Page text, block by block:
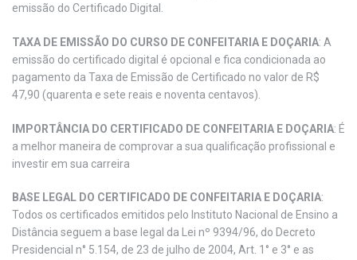
emissão do Certificado Digital.
TAXA DE EMISSÃO DO CURSO DE CONFEITARIA E DOÇARIA: A
emissão do certificado digital é opcional e fica condicionada ao
pagamento da Taxa de Emissão de Certificado no valor de R$
47,90 (quarenta e sete reais e noventa centavos).
IMPORTÂNCIA DO CERTIFICADO DE CONFEITARIA E DOÇARIA: É
a melhor maneira de comprovar a sua qualificação profissional e
investir em sua carreira
BASE LEGAL DO CERTIFICADO DE CONFEITARIA E DOÇARIA:
Todos os certificados emitidos pelo Instituto Nacional de Ensino a
Distância seguem a base legal da Lei nº 9394/96, do Decreto
Presidencial n° 5.154, de 23 de julho de 2004, Art. 1° e 3° e as